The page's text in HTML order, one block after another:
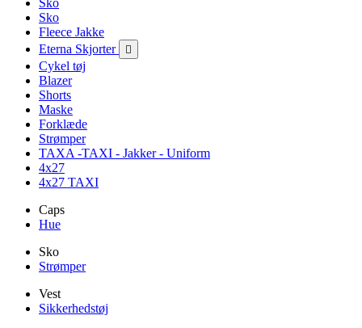
Sko
Sko
Fleece Jakke
Eterna Skjorter

Cykel tøj
Blazer
Shorts
Maske
Forklæde
Strømper
TAXA -TAXI - Jakker - Uniform
4x27
4x27 TAXI
Caps
Hue
Sko
Strømper
Vest
Sikkerhedstøj